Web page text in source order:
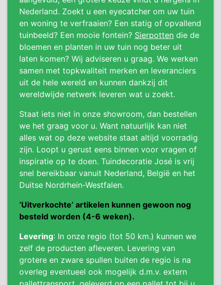
Nederland. Zoekt u een eyecatcher om uw tuin
en woning te verfraaien? Een statig of opvallend
tuinbeeld? Een mooie fontein? Sierpotten die de
bloemen en planten in uw tuin nog beter uit
laten komen? Wij adviseren u graag. We werken
samen met topkwaliteit merken en leveranciers
uit de hele wereld en kunnen dankzij dit
wereldwijde netwerk leveren wat u zoekt.
Staat iets niet in onze showroom, dan bestellen
we het graag voor u. Want natuurlijk kan niet
alles wat op deze website staat altijd voorradig
zijn. Loopt u gerust eens binnen voor vragen of
inspiratie op te doen. Tuindecoratie José is vrij
snel bereikbaar vanuit Nederland, België en het
Duitse Nordrhein-Westfalen.
‘Uitverkochte’ artikelen kunnen gewoon nog
besteld worden (4-6 weken).
Levering: In onze regio (tot 50 km.) kunnen we
zelf de producten afleveren. Levering van
grotere en zware spullen buiten de regio is na
overleg eventueel ook mogelijk d.m.v. extern